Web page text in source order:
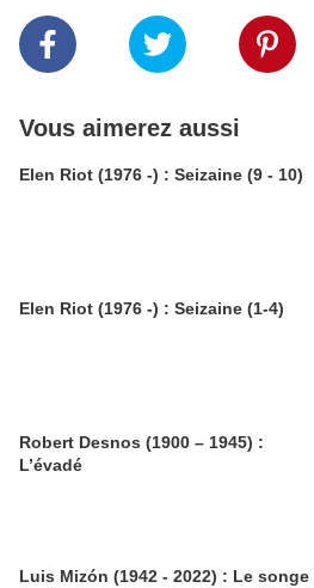
Vous aimerez aussi
Elen Riot (1976 -) : Seizaine (9 - 10)
Elen Riot (1976 -) : Seizaine (1-4)
Robert Desnos (1900 – 1945) :
L’évadé
Luis Mizón (1942 - 2022) : Le songe